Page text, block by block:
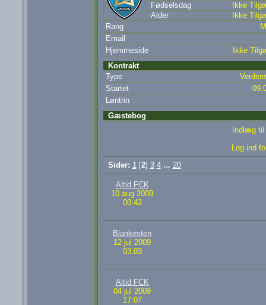
Fødselsdag
Ikke
Alder
Ikke
Rang
Email
Hjemmeside
Ikke
Kontrakt
Type
Startet
Løntrin
Gæstebog
Indlæg
Log ind
Sider: 1[2] 3 4 ... 20
Altid FCK
10 aug 2009
00:42
Blankesten
12 jul 2009
03:03
Altid FCK
04 jul 2009
17:07